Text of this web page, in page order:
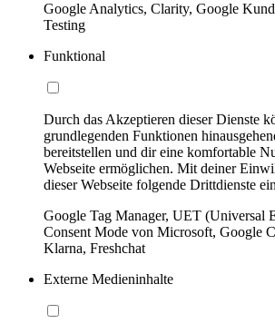
Google Analytics, Clarity, Google
Testing
Funktional
Durch das Akzeptieren dieser Dienste
grundlegenden Funktionen
bereitstellen und dir eine komfortable
Webseite ermöglichen. Mit deiner
dieser Webseite folgende Drittdienste
Google Tag Manager, UET (Universal
Consent Mode von Microsoft, Google
Klarna, Freshchat
Externe Medieninhalte